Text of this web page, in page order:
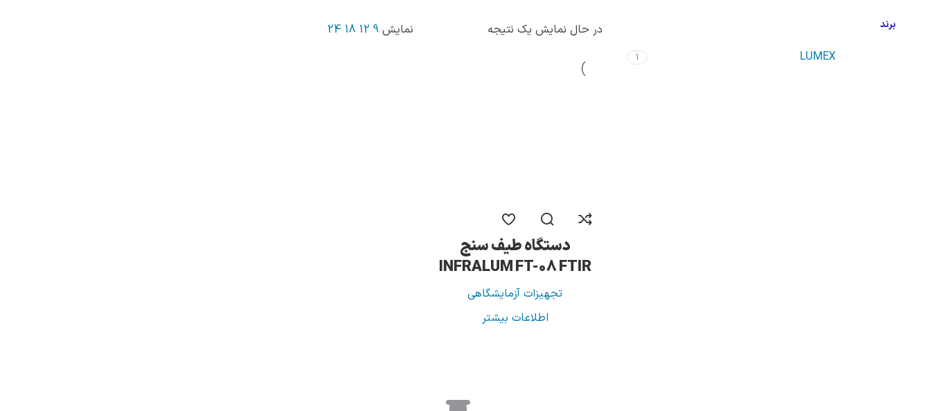
برند
LUMEX
1
در حال نمایش یک نتیجه نمایش 9
12
18
24
دستگاه طیف سنج
INFRALUM FT-08 FTIR
تجهیزات آزمایشگاهی
اطلاعات بیشتر